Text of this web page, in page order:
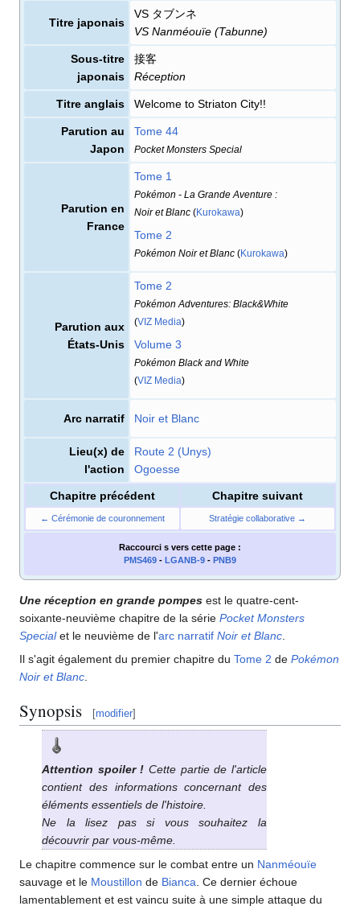
Titre japonais
VS タブンネ
VS Nanméouïe (Tabunne)
Sous-titre
japonais
接客
Réception
Titre anglais Welcome to Striaton City!!
Parution au
Japon
Tome 44
Pocket Monsters Special
Parution en
France
Tome 1
Pokémon - La Grande Aventure :
Noir et Blanc (Kurokawa)
Tome 2
Pokémon Noir et Blanc (Kurokawa)
Parution aux
États-Unis
Tome 2
Pokémon Adventures: Black&White
(VIZ Media)
Volume 3
Pokémon Black and White
(VIZ Media)
Arc narratif Noir et Blanc
Lieu(x) de
l'action
Route 2 (Unys)
Ogoesse
Chapitre précédent Chapitre suivant
← Cérémonie de couronnement Stratégie collaborative →
Raccourci s vers cette page :
PMS469 - LGANB-9 - PNB9
Une réception en grande pompes est le quatre-cent-
soixante-neuvième chapitre de la série Pocket Monsters
Specialet le neuvième de l'arc narratif Noir et Blanc
Il s'agit également du premier chapitre du Tome 2 de Pokémon
Noir et Blanc
Synopsis [modifier]
Attention spoiler ! Cette partie de l'article
contient des informations concernant des
éléments essentiels de l'histoire.
Ne la lisez pas si vous souhaitez la
découvrir par vous-même.
Le chapitre commence sur le combat entre un Nanméouïe
sauvage et le Moustillon de Bianca . Ce dernier échoue
lamentablement et est vaincu suite à une simple attaque du